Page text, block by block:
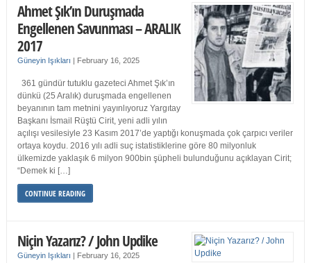
Ahmet Şık’ın Duruşmada
Engellenen Savunması – ARALIK
2017
Güneyin Işıkları | February 16, 2025
361 gündür tutuklu gazeteci Ahmet Şık’ın
dünkü (25 Aralık) duruşmada engellenen
beyanının tam metnini yayınlıyoruz Yargıtay
Başkanı İsmail Rüştü Cirit, yeni adli yılın
açılışı vesilesiyle 23 Kasım 2017’de yaptığı konuşmada çok çarpıcı veriler
ortaya koydu. 2016 yılı adli suç istatistiklerine göre 80 milyonluk
ülkemizde yaklaşık 6 milyon 900bin şüpheli bulunduğunu açıklayan Cirit;
“Demek ki […]
CONTINUE READING
Niçin Yazarız? / John Updike
Güneyin Işıkları | February 16, 2025